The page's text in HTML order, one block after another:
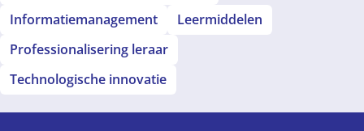
Informatiemanagement
Leermiddelen
Professionalisering leraar
Technologische innovatie